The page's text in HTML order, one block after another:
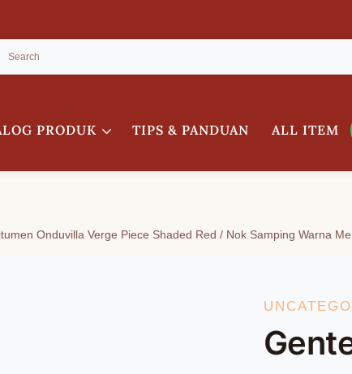
PRODUK TIPS & PANDUAN ALL ITEM
Onduvilla Verge Piece Shaded Red / Nok Samping Warna